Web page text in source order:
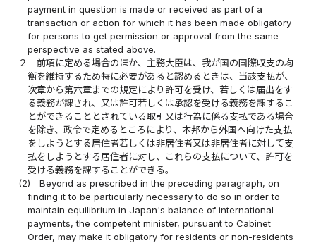
payment in question is made or received as part of a
transaction or action for which it has been made obligatory
for persons to get permission or approval from the same
perspective as stated above.
２
前項に定める場合のほか、主務大臣は、我が国の国際収支の均
衡を維持するため特に必要があると認めるときは、当該支払が、
次章から第六章までの規定により許可を受け、若しくは届出をす
る義務が課され、又は許可若しくは承認を受ける義務を課するこ
とができることとされている取引又は行為に係る支払である場合
を除き、政令で定めるところにより、本邦から外国へ向けた支払
をしようとする居住者若しくは非居住者又は非居住者に対して支
払をしようとする居住者に対し、これらの支払について、許可を
受ける義務を課することができる。
(2)
Beyond as prescribed in the preceding paragraph, on
finding it to be particularly necessary to do so in order to
maintain equilibrium in Japan's balance of international
payments, the competent minister, pursuant to Cabinet
Order, may make it obligatory for residents or non-residents